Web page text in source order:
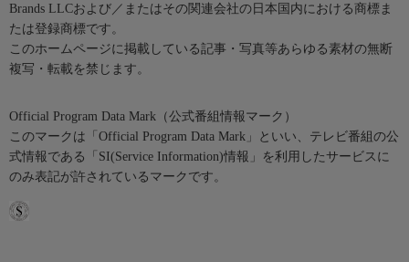
Brands LLCおよび／またはその関連会社の日本国内における商標ま
たは登録商標です。
このホームページに掲載している記事・写真等あらゆる素材の無断
複写・転載を禁じます。
Official Program Data Mark（公式番組情報マーク）
このマークは「Official Program Data Mark」といい、テレビ番組の公
式情報である「SI(Service Information)情報」を利用したサービスに
のみ表記が許されているマークです。